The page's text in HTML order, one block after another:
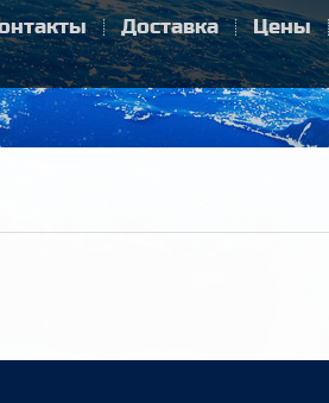
Доставка Цены